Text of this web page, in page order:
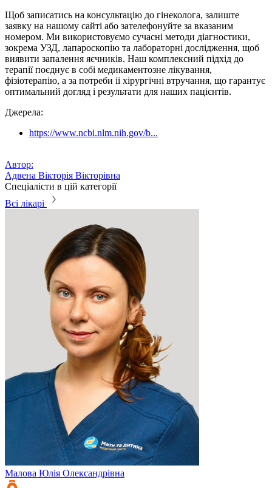
Щоб записатись на консультацію до гінеколога, залиште
заявку на нашому сайті або зателефонуйте за вказаним
номером. Ми використовуємо сучасні методи діагностики,
зокрема УЗД, лапароскопію та лабораторні дослідження, щоб
виявити запалення яєчників. Наш комплексний підхід до
терапії поєднує в собі медикаментозне лікування,
фізіотерапію, а за потреби іі хірургічні втручання, що гарантує
оптимальний догляд і результати для наших пацієнтів.
Джерела:
https://www.ncbi.nlm.nih.gov/b...
Автор:
Адвена Вікторія Вікторівна
Спеціалісти в цій категорії
Всі лікарі
Малова Юлія Олександрівна